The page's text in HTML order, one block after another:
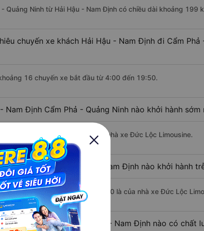
Quảng Ninh từ Hải Hậu - Nam Định có chiều dài khoảng 199
chuyến xe khách Hải Hậu - Nam Định đi Cẩm Phả
16 chuyến xe bắt đầu từ 4:00 đến 19:50.
Nam Định Cẩm Phả - Quảng Ninh nào khởi hành sớm
sớm nhất vào lúc 4:00 là của nhà xe Đức Lộc Limousine.
- Quảng Ninh từ Hải Hậu - Nam Định nào khởi hành
trễ (muộn) nhất là vào lúc 19:50 là của nhà xe Đức Lộc
- Quảng Ninh từ Hải Hậu - Nam Định nào có chất